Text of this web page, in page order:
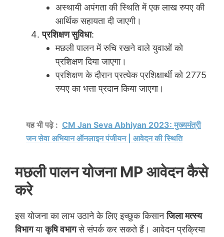
अस्थायी अपंगता की स्थिति में एक लाख रुपए की
आर्थिक सहायता दी जाएगी।
प्रशिक्षण सुविधा:
मछली पालन में रुचि रखने वाले युवाओं को
प्रशिक्षण दिया जाएगा।
प्रशिक्षण के दौरान प्रत्येक प्रशिक्षार्थी को 2775
रुपए का भत्ता प्रदान किया जाएगा।
यह भी पढ़े : CM Jan Seva Abhiyan 2023: मुख्यमंत्री
जन सेवा अभियान ऑनलाइन पंजीयन | आवेदन की स्थिति
मछली पालन योजना MP आवेदन कैसे
करे
इस योजना का लाभ उठाने के लिए इच्छुक किसानजिला मत्स्य
विभागयाकृषि वभागसे संपर्क कर सकते हैं। आवेदन प्रक्रिया